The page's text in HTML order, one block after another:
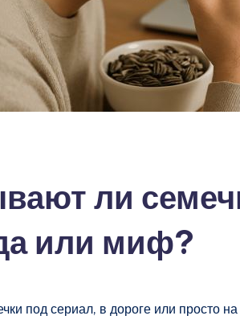
ли
или миф?
под сериал, в дороге или просто